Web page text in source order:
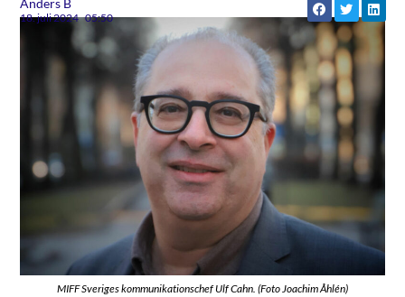
Anders B
18. juli 2024 05:50
MIFF Sveriges kommunikationschef Ulf Cahn. (Foto Joachim Åhlén)